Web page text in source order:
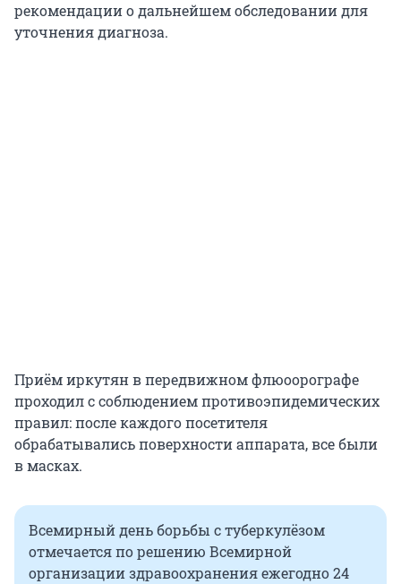
рекомендации о дальнейшем обследовании для
уточнения диагноза.
Приём иркутян в передвижном флюоорографе
проходил с соблюдением противоэпидемических
правил: после каждого посетителя
обрабатывались поверхности аппарата, все были
в масках.
Всемирный день борьбы с туберкулёзом
отмечается по решению Всемирной
организации здравоохранения ежегодно 24